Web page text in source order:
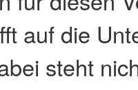
auf die
steht